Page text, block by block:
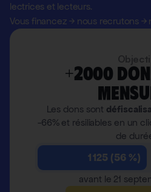
lectrices et lecteurs.
Vous financez→ nous recrutons →
+2000
Les dons sont
-66% et résiliables en un
de
1 125 (56 %)
avant le 21